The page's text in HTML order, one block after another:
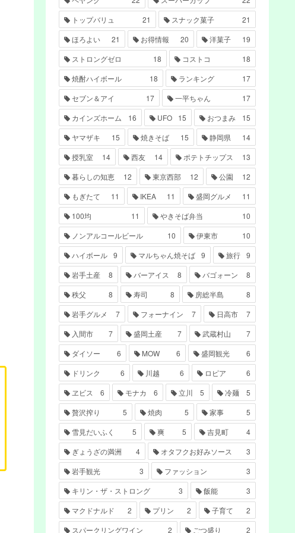
トップバリュ
21 スナック菓子
21
ほろよい
21 お得情報 20 洋菓子
19
ストロングゼロ
18 コストコ
18
焼酎ハイボール
18 ランキング
17
セブン＆アイ
17 一平ちゃん
17
カインズホーム
16 UFO 15 おつまみ
15
ヤマザキ
15 焼きそば 15 静岡県
14
授乳室
14 西友 14 ポテトチップス
13
暮らしの知恵
12 東京西部 12 公園
12
もぎたて
11 IKEA 11 盛岡グルメ
11
100均
11 やきそば弁当
10
ノンアルコールビール
10 伊東市
10
ハイボール 9 マルちゃん焼そば 9 旅行 9
岩手土産
8 バーアイス 8 バゴォーン
8
秩父
8 寿司 8 房総半島
8
岩手グルメ
7 フォーナイン 7 日高市
7
入間市
7 盛岡土産 7 武蔵村山
7
ダイソー
6 MOW 6 盛岡観光
6
ドリンク
6 川越 6 ロピア
6
ヱビス
6 モナカ 6 立川 5 冷麺
5
贅沢搾り
5 焼肉 5 家事
5
雪見だいふく
5 爽 5 吉見町
4
ぎょうざの満洲
4 オタフクお好みソース
3
岩手観光
3 ファッション
3
キリン・ザ・ストロング
3 飯能
3
マクドナルド
2 プリン 2 子育て
2
スパークリングワイン
2 ごつ盛り 2